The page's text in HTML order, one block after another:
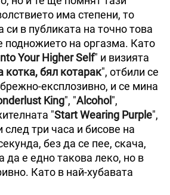
има степени, то
в публиката на точно това
подножието на оргазма. Като
Your Higher Self" и визията
котка, бял котарак", отбили се
експлозивно, и се мина
King", "Alcohol",
"Start Wearing Purple",
три часа и бисове на
без да се пее, скача,
да е едно такова леко, но в
Като в най-хубавата